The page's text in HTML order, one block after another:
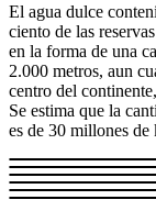
El agua dulce
ciento de las
en la forma de una
2.000 metros, aun
centro del
Se estima que la
es de 30 millones